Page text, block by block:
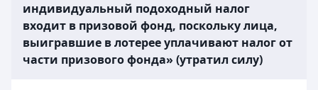
индивидуальный подоходный налог
входит в призовой фонд, поскольку лица,
выигравшие в лотерее уплачивают налог от
части призового фонда» (утратил силу)